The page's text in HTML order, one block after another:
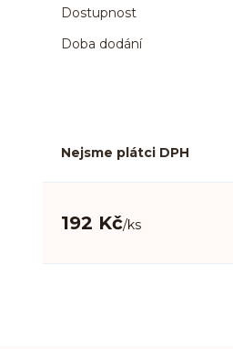
Dostupnost
Doba dodání
Nejsme plátci DPH
192 Kč/ks